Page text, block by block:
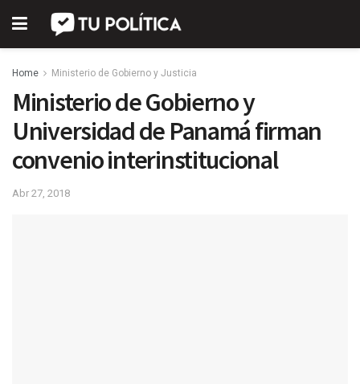
Home Ministerio de Gobierno y Justicia
Ministerio de Gobierno y
Universidad de Panamá firman
convenio interinstitucional
Abr 27, 2018